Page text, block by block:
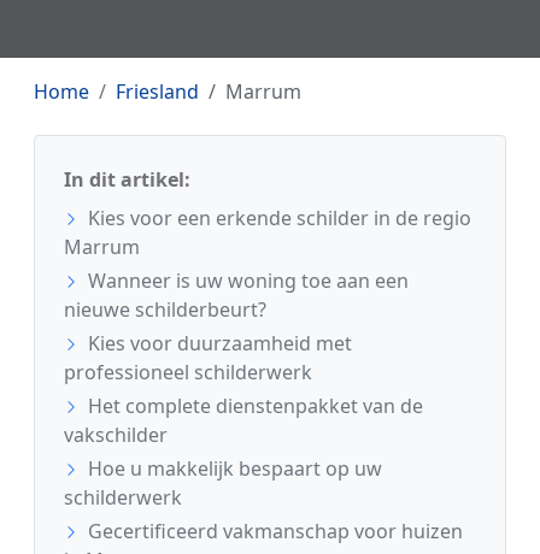
Home Friesland Marrum
In dit artikel:
Kies voor een erkende schilder in de regio
Marrum
Wanneer is uw woning toe aan een
nieuwe schilderbeurt?
Kies voor duurzaamheid met
professioneel schilderwerk
Het complete dienstenpakket van de
vakschilder
Hoe u makkelijk bespaart op uw
schilderwerk
Gecertificeerd vakmanschap voor huizen